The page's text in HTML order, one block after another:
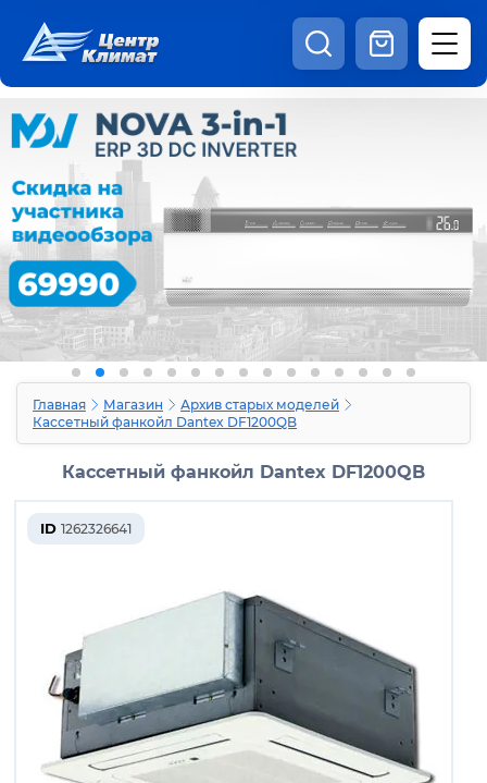
Каталог
Статьи
Наши работы Отзывы
Доставка и оплата Оферта
Контакты
8:00 - 20:00 Шоурум
Главная Магазин
Архив старых моделей
Кассетный фанкойл Dantex DF1200QB
Кассетный фанкойл Dantex DF1200QB
ID 1262326641